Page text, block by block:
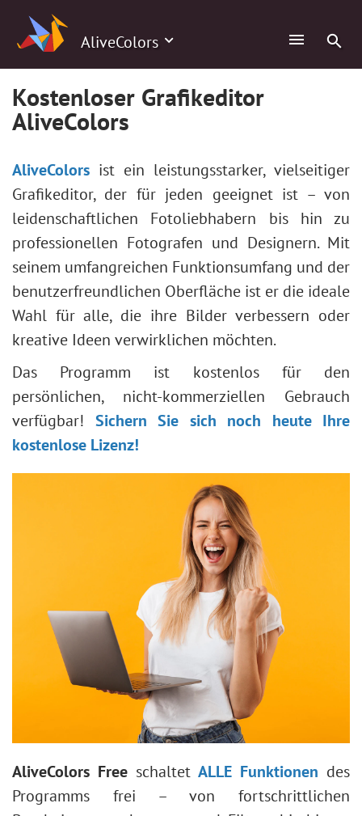
AliveColors
Kostenloser Grafikeditor
AliveColors
AliveColors ist ein leistungsstarker, vielseitiger
Grafikeditor, der für jeden geeignet ist – von
leidenschaftlichen Fotoliebhabern bis hin zu
professionellen Fotografen und Designern. Mit
seinem umfangreichen Funktionsumfang und der
benutzerfreundlichen Oberfläche ist er die ideale
Wahl für alle, die ihre Bilder verbessern oder
kreative Ideen verwirklichen möchten.
Das Programm ist kostenlos für den
persönlichen, nicht-kommerziellen Gebrauch
verfügbar! Sichern Sie sich noch heute Ihre
kostenlose Lizenz!
AliveColors FreeschaltetALLE Funktionen des
Programms frei – von fortschrittlichen